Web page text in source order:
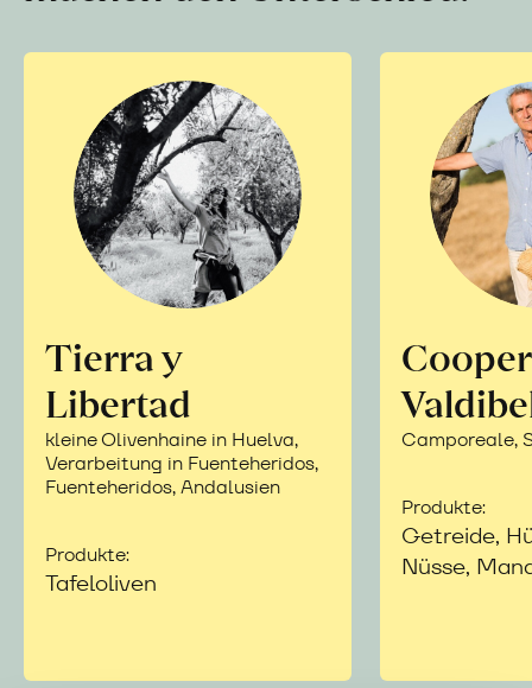
Tierra y
Libertad
kleine Olivenhaine in Huelva,
Verarbeitung in Fuenteheridos,
Fuenteheridos, Andalusien
Produkte:
Tafeloliven
Camporeale,
Produkte:
Getreide,
Nüsse,